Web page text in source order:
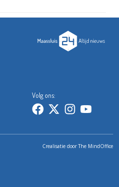
Volg ons:
Crealisatie doorThe MindOffice